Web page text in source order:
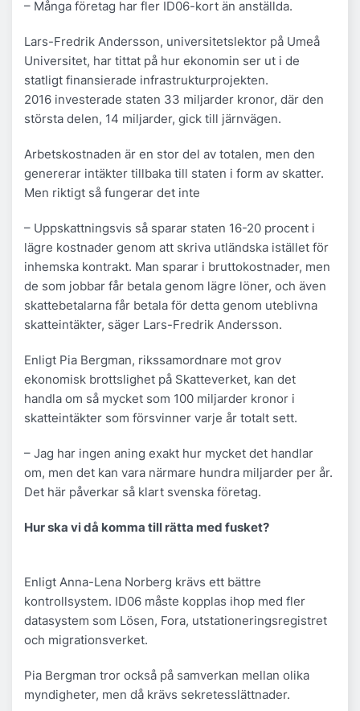
– Många företag har fler ID06-kort än anställda.
Lars-Fredrik Andersson, universitetslektor på Umeå
Universitet, har tittat på hur ekonomin ser ut i de
statligt finansierade infrastrukturprojekten.
2016 investerade staten 33 miljarder kronor, där den
största delen, 14 miljarder, gick till järnvägen.
Arbetskostnaden är en stor del av totalen, men den
genererar intäkter tillbaka till staten i form av skatter.
Men riktigt så fungerar det inte
– Uppskattningsvis så sparar staten 16-20 procent i
lägre kostnader genom att skriva utländska istället för
inhemska kontrakt. Man sparar i bruttokostnader, men
de som jobbar får betala genom lägre löner, och även
skattebetalarna får betala för detta genom uteblivna
skatteintäkter, säger Lars-Fredrik Andersson.
Enligt Pia Bergman, rikssamordnare mot grov
ekonomisk brottslighet på Skatteverket, kan det
handla om så mycket som 100 miljarder kronor i
skatteintäkter som försvinner varje år totalt sett.
– Jag har ingen aning exakt hur mycket det handlar
om, men det kan vara närmare hundra miljarder per år.
Det här påverkar så klart svenska företag.
Hur ska vi då komma till rätta med fusket?
Enligt Anna-Lena Norberg krävs ett bättre
kontrollsystem. ID06 måste kopplas ihop med fler
datasystem som Lösen, Fora, utstationeringsregistret
och migrationsverket.
Pia Bergman tror också på samverkan mellan olika
myndigheter, men då krävs sekretesslättnader.